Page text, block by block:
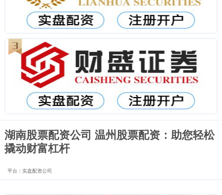
湖南股票配资公司 温州股票配资：助您轻松
撬动财富杠杆
平台：实盘配资公司